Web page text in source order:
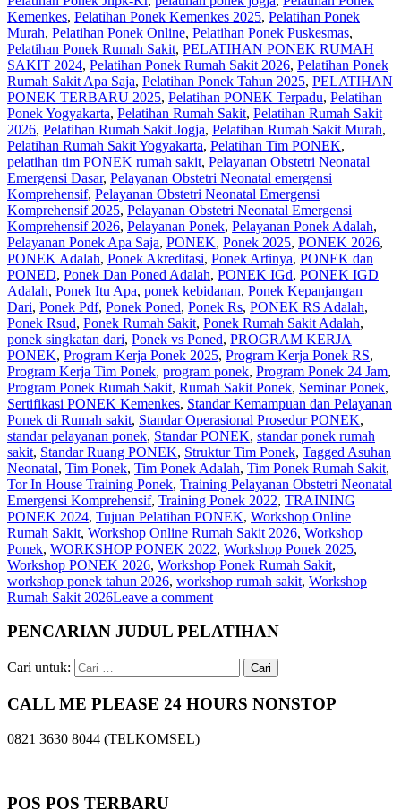
Kemenkes, Pelatihan Ponek Kemenkes 2025, Pelatihan Ponek
Murah, Pelatihan Ponek Online, Pelatihan Ponek Puskesmas,
Pelatihan Ponek Rumah Sakit, PELATIHAN PONEK RUMAH
SAKIT 2024, Pelatihan Ponek Rumah Sakit 2026, Pelatihan Ponek
Rumah Sakit Apa Saja, Pelatihan Ponek Tahun 2025, PELATIHAN
PONEK TERBARU 2025, Pelatihan PONEK Terpadu, Pelatihan
Ponek Yogyakarta, Pelatihan Rumah Sakit‎, Pelatihan Rumah Sakit
2026, Pelatihan Rumah Sakit Jogja, Pelatihan Rumah Sakit Murah,
Pelatihan Rumah Sakit Yogyakarta, Pelatihan Tim PONEK,
pelatihan tim PONEK rumah sakit, Pelayanan Obstetri Neonatal
Emergensi Dasar, Pelayanan Obstetri Neonatal emergensi
Komprehensif, Pelayanan Obstetri Neonatal Emergensi
Komprehensif 2025, Pelayanan Obstetri Neonatal Emergensi
Komprehensif 2026, Pelayanan Ponek, Pelayanan Ponek Adalah,
Pelayanan Ponek Apa Saja, PONEK, Ponek 2025, PONEK 2026,
PONEK Adalah, Ponek Akreditasi, Ponek Artinya, PONEK dan
PONED, Ponek Dan Poned Adalah, PONEK IGd, PONEK IGD
Adalah, Ponek Itu Apa, ponek kebidanan, Ponek Kepanjangan
Dari, Ponek Pdf, Ponek Poned, Ponek Rs, PONEK RS Adalah,
Ponek Rsud, Ponek Rumah Sakit, Ponek Rumah Sakit Adalah,
ponek singkatan dari, Ponek vs Poned, PROGRAM KERJA
PONEK, Program Kerja Ponek 2025, Program Kerja Ponek RS,
Program Kerja Tim Ponek, program ponek, Program Ponek 24 Jam,
Program Ponek Rumah Sakit, Rumah Sakit Ponek, Seminar Ponek,
Sertifikasi PONEK Kemenkes, Standar Kemampuan dan Pelayanan
Ponek di Rumah sakit, Standar Operasional Prosedur PONEK,
standar pelayanan ponek, Standar PONEK, standar ponek rumah
sakit, Standar Ruang PONEK, Struktur Tim Ponek, Tagged Asuhan
Neonatal, Tim Ponek, Tim Ponek Adalah, Tim Ponek Rumah Sakit,
Tor In House Training Ponek, Training Pelayanan Obstetri Neonatal
Emergensi Komprehensif, Training Ponek 2022, TRAINING
PONEK 2024, Tujuan Pelatihan PONEK, Workshop Online
Rumah Sakit, Workshop Online Rumah Sakit 2026, Workshop
Ponek, WORKSHOP PONEK 2022, Workshop Ponek 2025,
Workshop PONEK 2026, Workshop Ponek Rumah Sakit,
workshop ponek tahun 2026, workshop rumah sakit, Workshop
Rumah Sakit 2026Leave a comment
PENCARIAN JUDUL PELATIHAN
Cari untuk:
CALL ME PLEASE 24 HOURS NONSTOP
0821 3630 8044 (TELKOMSEL)
POS POS TERBARU